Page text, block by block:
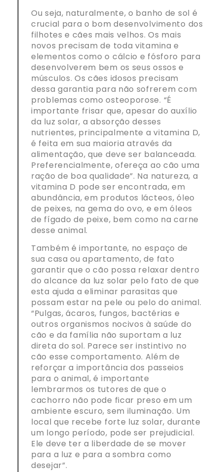
Ou seja, naturalmente, o banho de sol é
crucial para o bom desenvolvimento dos
filhotes e cães mais velhos. Os mais
novos precisam de toda vitamina e
elementos como o cálcio e fósforo para
desenvolverem bem os seus ossos e
músculos. Os cães idosos precisam
dessa garantia para não sofrerem com
problemas como osteoporose. “É
importante frisar que, apesar do auxílio
da luz solar, a absorção desses
nutrientes, principalmente a vitamina D,
é feita em sua maioria através da
alimentação, que deve ser balanceada.
Preferencialmente, ofereça ao cão uma
ração de boa qualidade”. Na natureza, a
vitamina D pode ser encontrada, em
abundância, em produtos lácteos, óleo
de peixes, na gema do ovo, e em óleos
de fígado de peixe, bem como na carne
desse animal.
Também é importante, no espaço de
sua casa ou apartamento, de fato
garantir que o cão possa relaxar dentro
do alcance da luz solar pelo fato de que
esta ajuda a eliminar parasitas que
possam estar na pele ou pelo do animal.
“Pulgas, ácaros, fungos, bactérias e
outros organismos nocivos à saúde do
cão e da família não suportam a luz
direta do sol. Parece ser instintivo no
cão esse comportamento. Além de
reforçar a importância dos passeios
para o animal, é importante
lembrarmos os tutores de que o
cachorro não pode ficar preso em um
ambiente escuro, sem iluminação. Um
local que recebe forte luz solar, durante
um longo período, pode ser prejudicial.
Ele deve ter a liberdade de se mover
para a luz e para a sombra como
desejar”.